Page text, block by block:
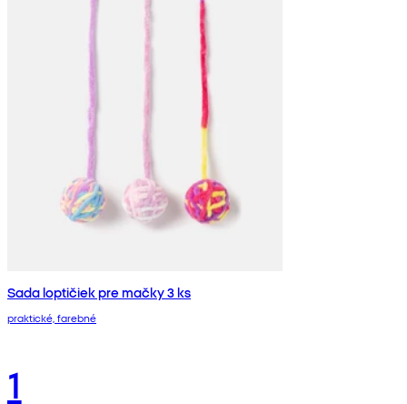
Sada loptičiek pre mačky 3 ks
praktické, farebné
1